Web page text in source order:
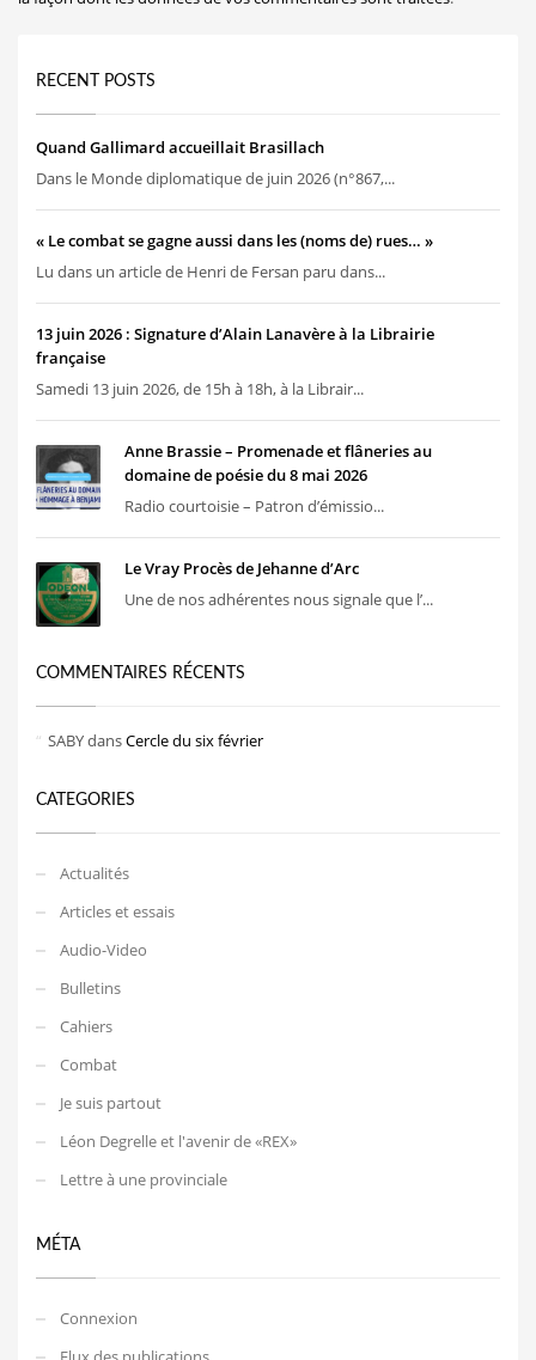
RECENT POSTS
Quand Gallimard accueillait Brasillach
Dans le Monde diplomatique de juin 2026 (n°867,...
« Le combat se gagne aussi dans les (noms de) rues… »
Lu dans un article de Henri de Fersan paru dans...
13 juin 2026 : Signature d’Alain Lanavère à la Librairie
française
Samedi 13 juin 2026, de 15h à 18h, à la Librair...
Anne Brassie – Promenade et flâneries au
domaine de poésie du 8 mai 2026
Radio courtoisie – Patron d’émissio...
Le Vray Procès de Jehanne d’Arc
Une de nos adhérentes nous signale que l’...
COMMENTAIRES RÉCENTS
SABYdansCercle du six février
CATEGORIES
Actualités
Articles et essais
Audio-Video
Bulletins
Cahiers
Combat
Je suis partout
Léon Degrelle et l'avenir de «REX»
Lettre à une provinciale
MÉTA
Connexion